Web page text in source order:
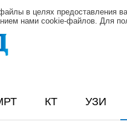
КТ УЗИ
в целях предоставления
нами cookie-файлов. Для